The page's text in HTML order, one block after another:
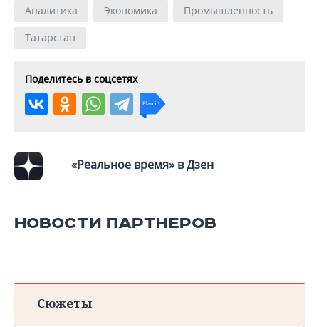
Аналитика Экономика
Промышленность
Татарстан
Поделитесь в соцсетях
«Реальное время» в Дзен
НОВОСТИ ПАРТНЕРОВ
Сюжеты